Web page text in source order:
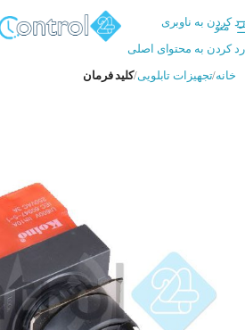
رد کردن به ناوبری
رد کردن به محتوای اصلی
منو
خانه تجهیزات تابلویی کلید فرمان